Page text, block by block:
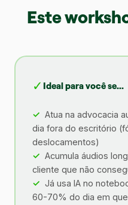
Este
✓ Ideal para você se...
Atua na advocacia
dia fora do escritório
deslocamentos)
Acumula áudios
cliente que não
Já usa IA no
60-70% do dia em